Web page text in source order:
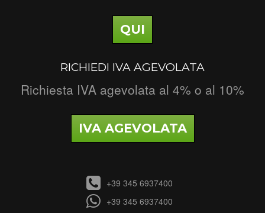
QUI
RICHIEDI IVA AGEVOLATA
Richiesta IVA agevolata al 4% o al 10%
IVA AGEVOLATA
+39 345 6937400
+39 345 6937400